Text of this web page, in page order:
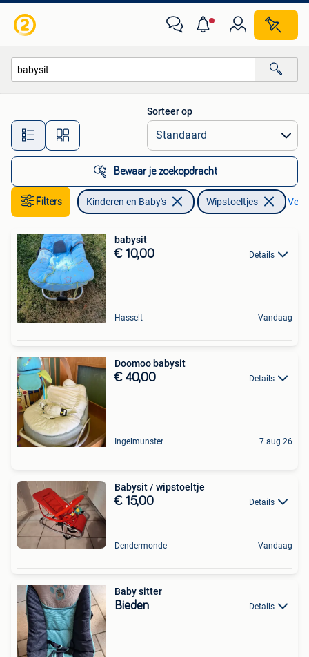
Alle afstanden…
Sorteer op
Bewaar je zoekopdracht
Filters Kinderen en Baby's Wipstoeltjes
babysit
€ 10,00 Details
Hasselt Vandaag
Doomoo babysit
€ 40,00 Details
Ingelmunster 7 aug 26
Babysit / wipstoeltje
€ 15,00 Details
Dendermonde Vandaag
Baby sitter
Bieden Details